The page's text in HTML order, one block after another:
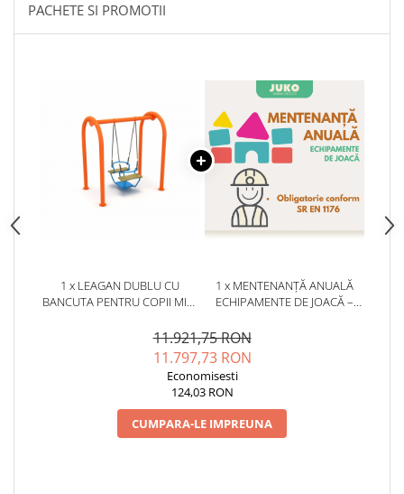
PACHETE SI PROMOTII
1 x LEAGAN DUBLU CU
BANCUTA PENTRU COPII MICI
1 x MENTENANȚĂ ANUALĂ
ECHIPAMENTE DE JOACĂ –
CONFORM SR EN 1176
11.921,75 RON
11.797,73 RON
Economisesti
124,03 RON
CUMPARA-LE IMPREUNA